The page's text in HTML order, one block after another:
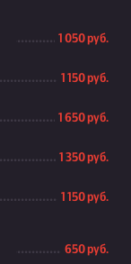
1 050 руб.
1 150 руб.
1 650 руб.
1 350 руб.
1 150 руб.
650 руб.